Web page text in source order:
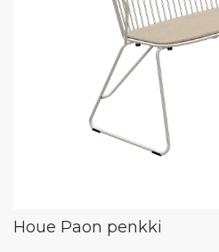
Houe Paon penkki